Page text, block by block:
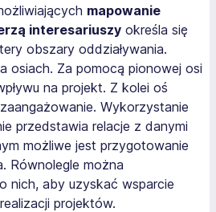
mapowanie
interesariuszy określa się
obszary oddziaływania.
osiach. Za pomocą pionowej osi
na projekt. Z kolei oś
Wykorzystanie
przedstawia relacje z danymi
możliwe jest przygotowanie
Równolegle można
nich, aby uzyskać wsparcie
projektów.